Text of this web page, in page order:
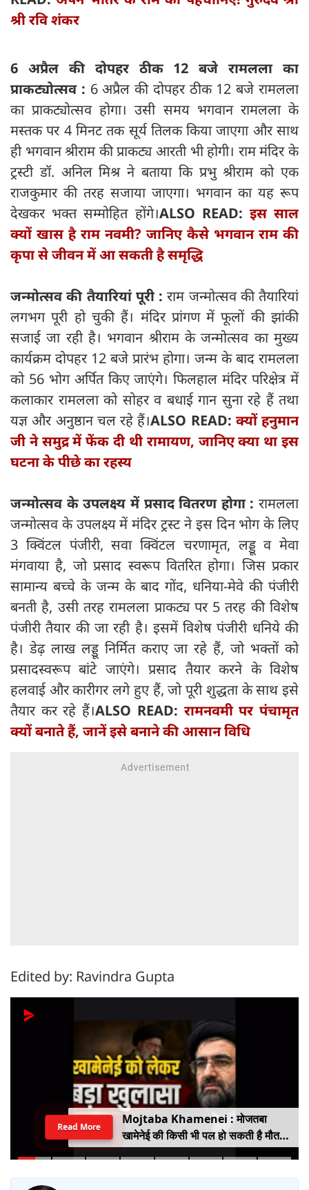
श्री रवि शंकर
6 अप्रैल की दोपहर ठीक 12 बजे रामलला का
प्राकट्योत्सव : 6 अप्रैल की दोपहर ठीक 12 बजे रामलला
का प्राकट्योत्सव होगा। उसी समय भगवान रामलला के
मस्तक पर 4 मिनट तक सूर्य तिलक किया जाएगा और साथ
ही भगवान श्रीराम की प्राकट्य आरती भी होगी। राम मंदिर के
ट्रस्टी डॉ. अनिल मिश्र ने बताया कि प्रभु श्रीराम को एक
राजकुमार की तरह सजाया जाएगा। भगवान का यह रूप
देखकर भक्त सम्मोहित होंगे।ALSO READ: इस साल
क्यों खास है राम नवमी? जानिए कैसे भगवान राम की
कृपा से जीवन में आ सकती है समृद्धि
जन्मोत्सव की तैयारियां पूरी :राम जन्मोत्सव की तैयारियां
लगभग पूरी हो चुकी हैं। मंदिर प्रांगण में फूलों की झांकी
सजाई जा रही है। भगवान श्रीराम के जन्मोत्सव का मुख्य
कार्यक्रम दोपहर 12 बजे प्रारंभ होगा। जन्म के बाद रामलला
को 56 भोग अर्पित किए जाएंगे। फिलहाल मंदिर परिक्षेत्र में
कलाकार रामलला को सोहर व बधाई गान सुना रहे हैं तथा
यज्ञ और अनुष्ठान चल रहे हैं।ALSO READ: क्यों हनुमान
जी ने समुद्र में फेंक दी थी रामायण, जानिए क्या था इस
घटना के पीछे का रहस्य
जन्मोत्सव के उपलक्ष्य में प्रसाद वितरण होगा : रामलला
जन्मोत्सव के उपलक्ष्य में मंदिर ट्रस्ट ने इस दिन भोग के लिए
3 क्विंटल पंजीरी, सवा क्विंटल चरणामृत, लड्डू व मेवा
मंगवाया है, जो प्रसाद स्वरूप वितरित होगा। जिस प्रकार
सामान्य बच्चे के जन्म के बाद गोंद, धनिया-मेवे की पंजीरी
बनती है, उसी तरह रामलला प्राकट्य पर 5 तरह की विशेष
पंजीरी तैयार की जा रही है। इसमें विशेष पंजीरी धनिये की
है। डेढ़ लाख लड्डू निर्मित कराए जा रहे हैं, जो भक्तों को
प्रसादस्वरूप बांटे जाएंगे। प्रसाद तैयार करने के विशेष
हलवाई और कारीगर लगे हुए हैं, जो पूरी शुद्धता के साथ इसे
तैयार कर रहे हैं।ALSO READ: रामनवमी पर पंचामृत
क्यों बनाते हैं, जानें इसे बनाने की आसान विधि
Edited by: Ravindra Gupta
Mojtaba Khamenei : मोजतबा
खामेनेई की किसी भी पल हो सकती है मौत,
इजराइली मीडिया के दावे के बीच सामने आया
Read More